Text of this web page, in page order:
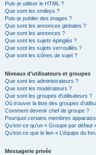
Puis-je utiliser le HTML ?
Que sont les smileys ?
Puis-je publier des images ?
Que sont les annonces globales ?
Que sont les annonces ?
Que sont les sujets épinglés ?
Que sont les sujets verrouillés ?
Que sont les icônes de sujet ?
Niveaux d’utilisateurs et groupes
Que sont les administrateurs ?
Que sont les modérateurs ?
Que sont les groupes d’utilisateurs ?
Où trouver la liste des groupes
Comment devenir chef de groupe ?
Pourquoi certains membres
Qu’est-ce qu’un « Groupe par défaut
Qu’est-ce que le lien « L’équipe du
Messagerie privée